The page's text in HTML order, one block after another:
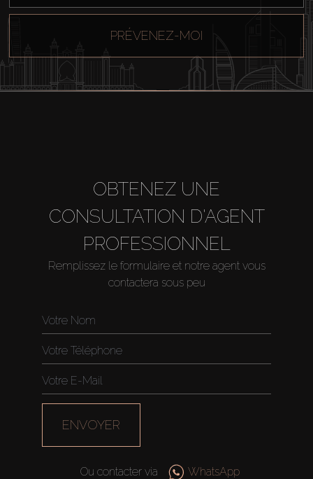
PRÉVENEZ-MOI
OBTENEZ UNE
CONSULTATION D'AGENT
PROFESSIONNEL
Remplissez le formulaire et notre agent vous
contactera sous peu
ENVOYER
Ou contacter via WhatsApp